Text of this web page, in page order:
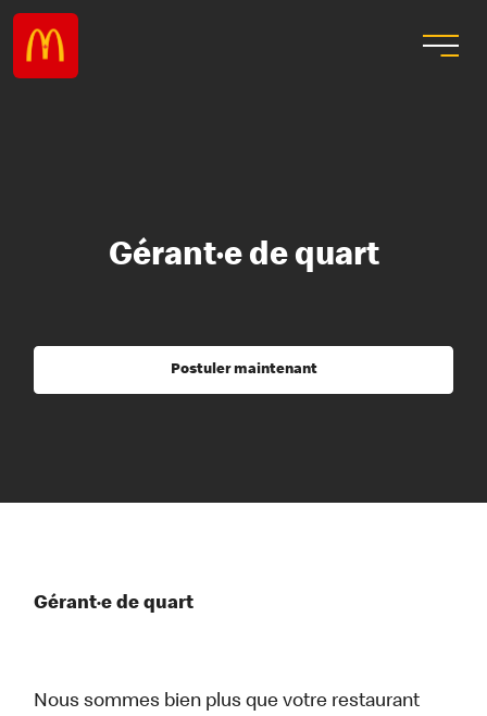
Gérant·e de quart
Postuler maintenant
Gérant·e de quart
Nous sommes bien plus que votre restaurant